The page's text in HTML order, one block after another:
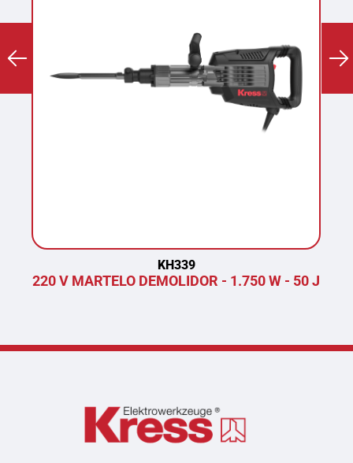
KH339
220 V MARTELO DEMOLIDOR - 1.750 W - 50 J